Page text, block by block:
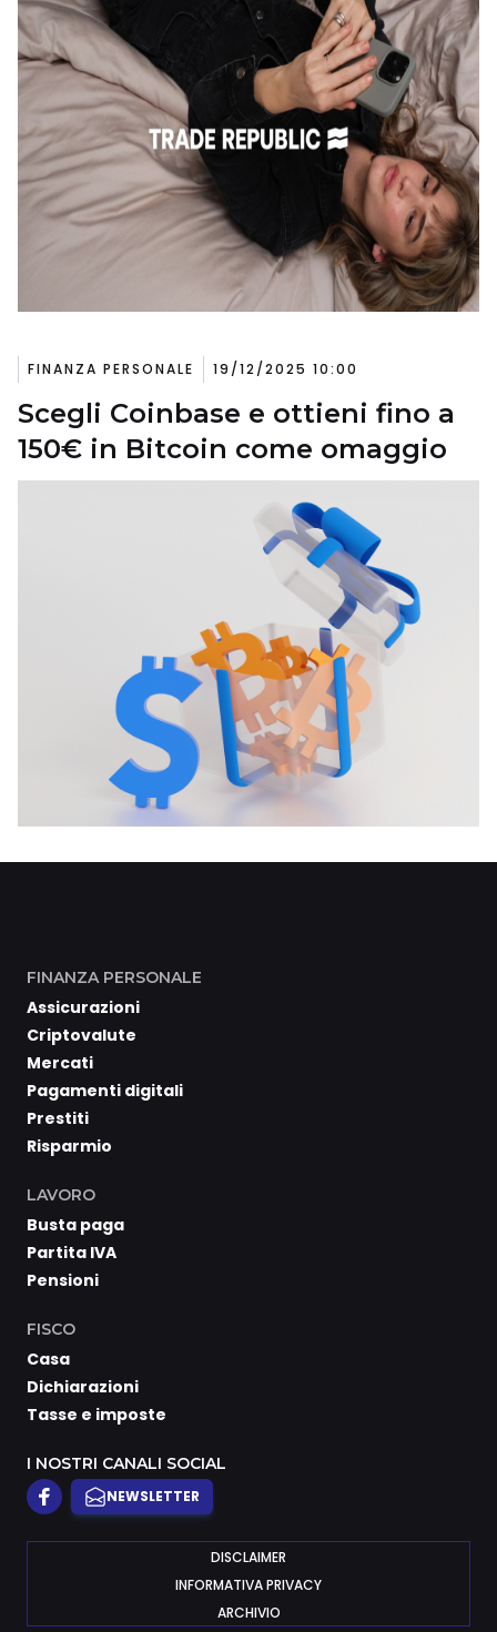
FINANZA PERSONALE 19/12/2025 10:00
Scegli Coinbase e ottieni fino a
150€ in Bitcoin come omaggio
FINANZA PERSONALE
Assicurazioni
Criptovalute
Mercati
Pagamenti digitali
Prestiti
Risparmio
LAVORO
Busta paga
Partita IVA
Pensioni
FISCO
Casa
Dichiarazioni
Tasse e imposte
I NOSTRI CANALI SOCIAL
NEWSLETTER
DISCLAIMER
INFORMATIVA PRIVACY
ARCHIVIO